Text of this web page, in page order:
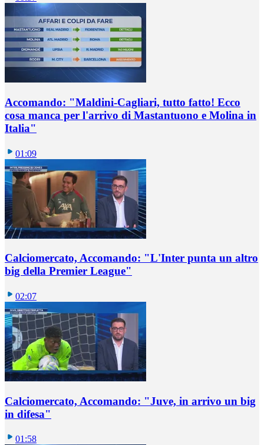
Accomando: "Maldini-Cagliari, tutto fatto! Ecco
cosa manca per l'arrivo di Mastantuono e Molina in
Italia"
01:09
Calciomercato, Accomando: "L'Inter punta un altro
big della Premier League"
02:07
Calciomercato, Accomando: "Juve, in arrivo un big
in difesa"
01:58